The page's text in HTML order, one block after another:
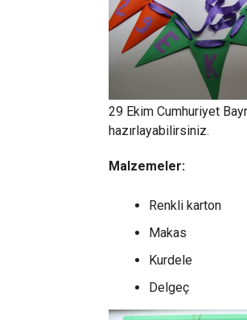
29 Ekim Cumhuriyet
hazırlayabilirsiniz.
Malzemeler:
Renkli karton
Makas
Kurdele
Delgeç